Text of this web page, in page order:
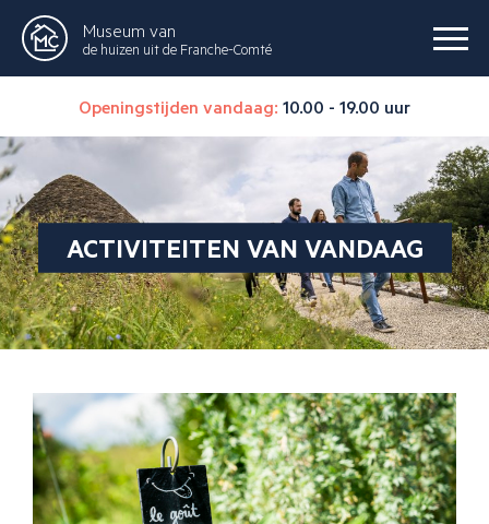
Museum van
de huizen uit de Franche-Comté
Openingstijden vandaag: 10.00 - 19.00 uur
ACTIVITEITEN VAN VANDAAG